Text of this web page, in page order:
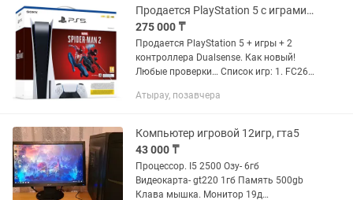
Продается PlayStation 5 с играми и плюс 2 контроллера Dualsense PS5/ПС5
275 000 ₸
Продается PlayStation 5 + игры + 2
контроллера Dualsense. Как новый!
Любые проверки… Список игр: 1. FC26
7. Mortal Kombat™ 1 8. Mortal Kombat 11
Атырау, позавчера
Компьютер игровой 12игр, гта5
43 000 ₸
Процессор. I5 2500 Озу- 6гб
Видеокарта- gt220 1гб Память 500gb
Клава мышка. Монитор 19д